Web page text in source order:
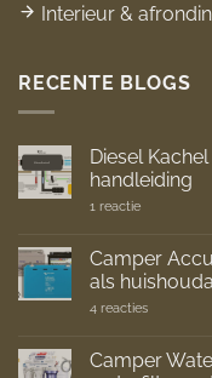
Interieur &
RECENTE BLOGS
Diesel
handleiding
1 reactieop
Installeren
Camper:
Stap
stap
Camper
als
4 reactiesop
Welke
soorten
Camper